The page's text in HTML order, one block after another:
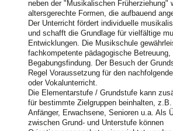
neben der "Musikalischen Früherziehung"
altersgerechte Formen, die aufbauend
Der Unterricht fördert individuelle
und schafft die Grundlage für vielfältige
Entwicklungen. Die Musikschule
fachkompetente pädagogische Betreuung,
Begabungsfindung. Der Besuch der
Regel Voraussetzung für den
oder Vokalunterricht.
Die Elementarstufe / Grundstufe kann
für bestimmte Zielgruppen beinhalten,
Anfänger, Erwachsene, Senioren u.a. Als
zwischen Grund- und Unterstufe können